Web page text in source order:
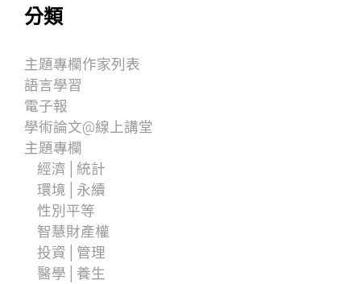
分類
主題專欄作家列表
語言學習
電子報
學術論文@線上講堂
主題專欄
經濟│統計
環境│永續
性別平等
智慧財產權
投資│管理
醫學│養生